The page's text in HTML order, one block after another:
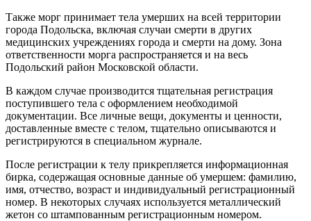
Также морг принимает тела умерших на всей территории
города Подольска, включая случаи смерти в других
медицинских учреждениях города и смерти на дому. Зона
ответственности морга распространяется и на весь
Подольский район Московской области.
В каждом случае производится тщательная регистрация
поступившего тела с оформлением необходимой
документации. Все личные вещи, документы и ценности,
доставленные вместе с телом, тщательно описываются и
регистрируются в специальном журнале.
После регистрации к телу прикрепляется информационная
бирка, содержащая основные данные об умершем: фамилию,
имя, отчество, возраст и индивидуальный регистрационный
номер. В некоторых случаях используется металлический
жетон со штампованным регистрационным номером.